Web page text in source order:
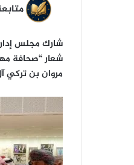
شارك مجلس
شعار “صحافة
مروان بن تركي آل سعيد،